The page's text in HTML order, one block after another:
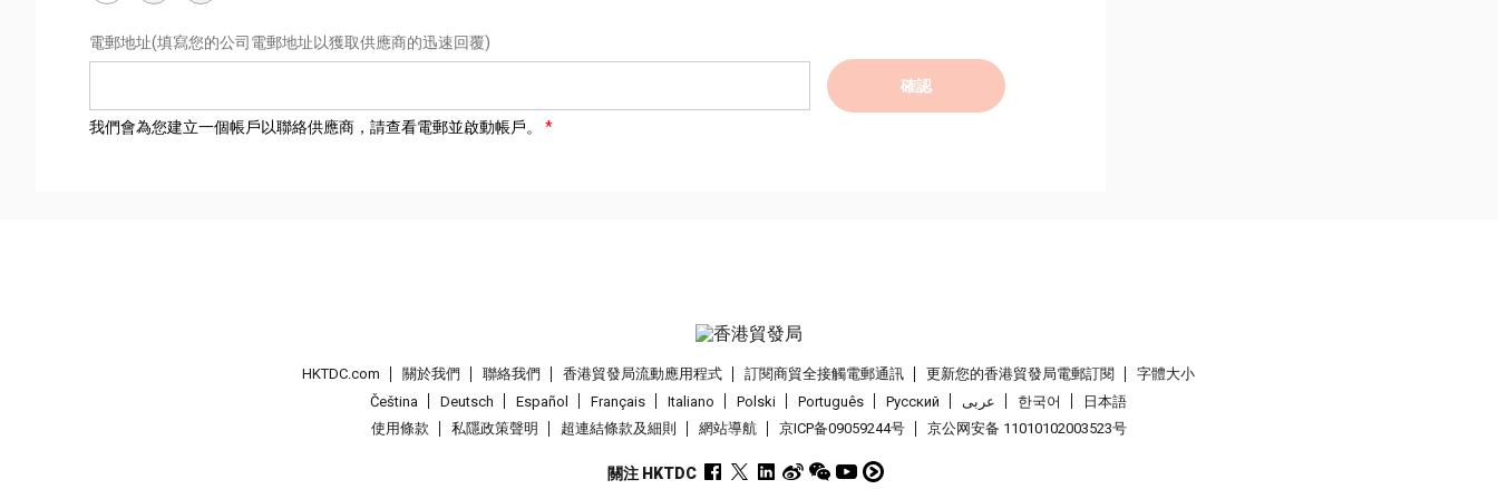
電郵地址(填寫您的公司電郵地址以獲取供應商的迅速回覆)
確認
我們會為您建立一個帳戶以聯絡供應商，請查看電郵並啟動帳戶。
HKTDC.com 關於我們 聯絡我們 香港貿發局流動應用程式 訂閱商貿全接觸電郵通訊 更新您的香港貿發局電郵訂閱
字體大小
Čeština
Deutsch Español Français Italiano Polski Português Pусский عربى 한국어
日本語
使用條款
私隱政策聲明 超連結條款及細則 網站導航 京ICP备09059244号 京公网安备 11010102003523号
關注 HKTDC